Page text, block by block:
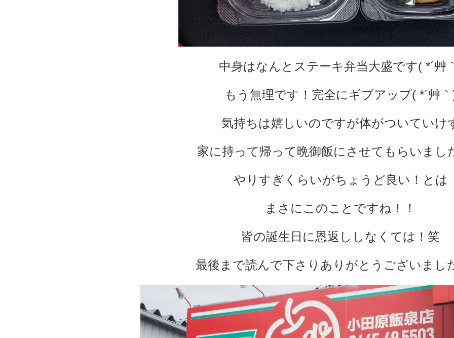
中身はなんとステーキ弁当大盛です( *´艸
もう無理です！完全にギブアップ( *´艸
気持ちは嬉しいのですが体がついていけ
家に持って帰って晩御飯にさせてもらいまし
やりすぎくらいがちょうど良い！とは
まさにこのことですね！！
皆の誕生日に恩返ししなくては！笑
最後まで読んで下さりありがとうございまし